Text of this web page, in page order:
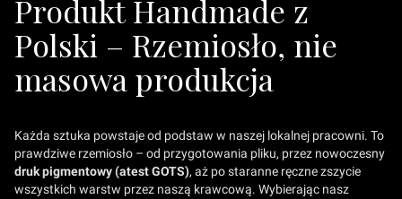
Produkt Handmade z
Polski – Rzemiosło, nie
masowa produkcja
Każda sztuka powstaje od podstaw w naszej lokalnej pracowni. To
prawdziwe rzemiosło – od przygotowania pliku, przez nowoczesny
druk pigmentowy (atest GOTS), aż po staranne ręczne zszycie
wszystkich warstw przez naszą krawcową. Wybierając nasz